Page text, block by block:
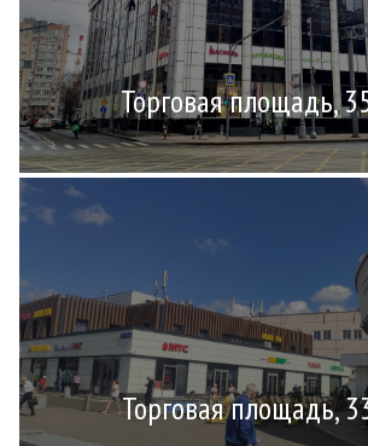
Торговая площадь,
Торговая площадь,